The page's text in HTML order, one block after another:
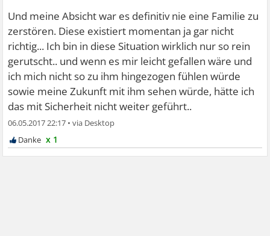
Und meine Absicht war es definitiv nie eine Familie zu
zerstören. Diese existiert momentan ja gar nicht
richtig... Ich bin in diese Situation wirklich nur so rein
gerutscht.. und wenn es mir leicht gefallen wäre und
ich mich nicht so zu ihm hingezogen fühlen würde
sowie meine Zukunft mit ihm sehen würde, hätte ich
das mit Sicherheit nicht weiter geführt..
06.05.2017 22:17 •
x 1